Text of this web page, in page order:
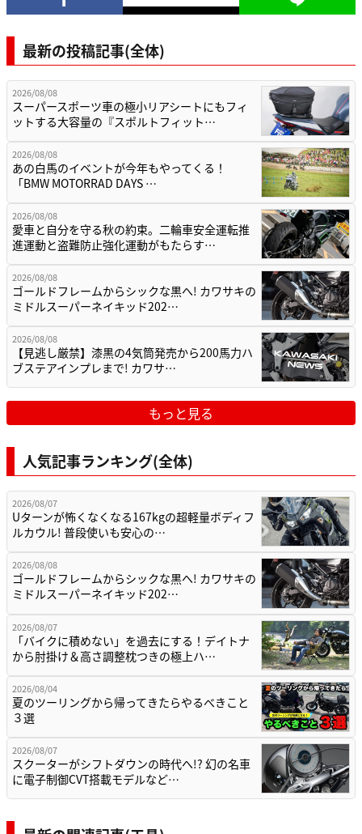
最新の投稿記事(全体)
2026/08/08
スーパースポーツ車の極小リアシートにもフィ
ットする大容量の『スポルトフィット…
2026/08/08
あの白馬のイベントが今年もやってくる！
「BMW MOTORRAD DAYS …
2026/08/08
愛車と自分を守る秋の約束。二輪車安全運転推
進運動と盗難防止強化運動がもたらす…
2026/08/08
ゴールドフレームからシックな黒へ! カワサキの
ミドルスーパーネイキッド202…
2026/08/08
【見逃し厳禁】漆黒の4気筒発売から200馬力ハ
ブステアインプレまで! カワサ…
もっと見る
人気記事ランキング(全体)
2026/08/07
Uターンが怖くなくなる167kgの超軽量ボディフ
ルカウル! 普段使いも安心の…
2026/08/08
ゴールドフレームからシックな黒へ! カワサキの
ミドルスーパーネイキッド202…
2026/08/07
「バイクに積めない」を過去にする！デイトナ
から肘掛け＆高さ調整枕つきの極上ハ…
2026/08/04
夏のツーリングから帰ってきたらやるべきこと
３選
2026/08/07
スクーターがシフトダウンの時代へ!? 幻の名車
に電子制御CVT搭載モデルなど…